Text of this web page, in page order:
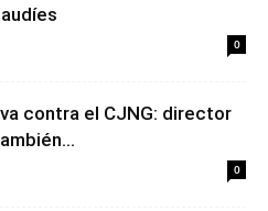
0
contra el CJNG: director
0